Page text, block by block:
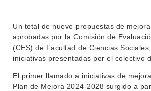
Un total de nueve propuestas de
aprobadas por la Comisión de
(CES) de Facultad de Ciencias
iniciativas presentadas por el colectivo
El primer llamado a iniciativas de
Plan de Mejora 2024-2028 surgido a